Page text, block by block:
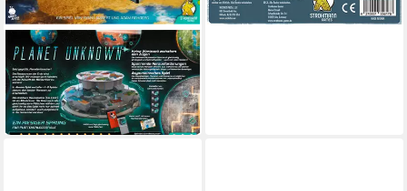
PEGASUS
Spiel Pegasus Planet
Unknown, Brettspiel
ab 66,05 €
in 2-3 Werktagen bei dir